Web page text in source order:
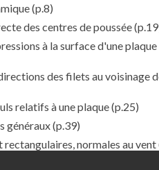
(p.8)
des centres de poussée
à la surface d'une plaque
des filets au voisinage
relatifs à une plaque(p.25)
généraux(p.39)
rectangulaires, normales au vent